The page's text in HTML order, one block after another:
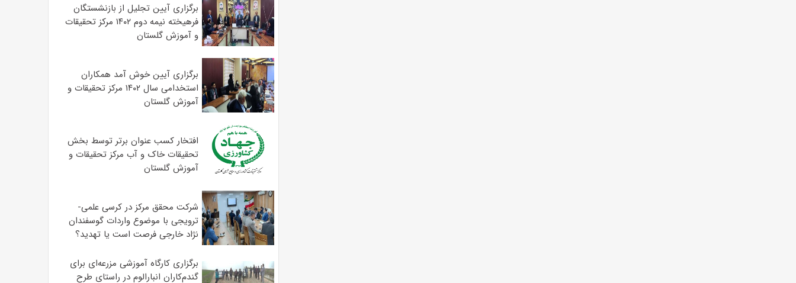
برگزاری آیین تجلیل از بازنشستگان
فرهیخته نیمه دوم ۱۴۰۲ مرکز تحقیقات
و آموزش گلستان
برگزاری آیین خوش آمد همکاران
استخدامی سال ۱۴۰۲ مرکز تحقیقات و
آموزش گلستان
افتخار کسب عنوان برتر توسط بخش
تحقیقات خاک و آب مرکز تحقیقات و
آموزش گلستان
شرکت محقق مرکز در کرسی علمی-
ترویجی با موضوع واردات گوسفندان
نژاد خارجی فرصت است یا تهدید؟
برگزاری کارگاه آموزشی مزرعه‌ای برای
گندم‌کاران انبارالوم در راستای طرح